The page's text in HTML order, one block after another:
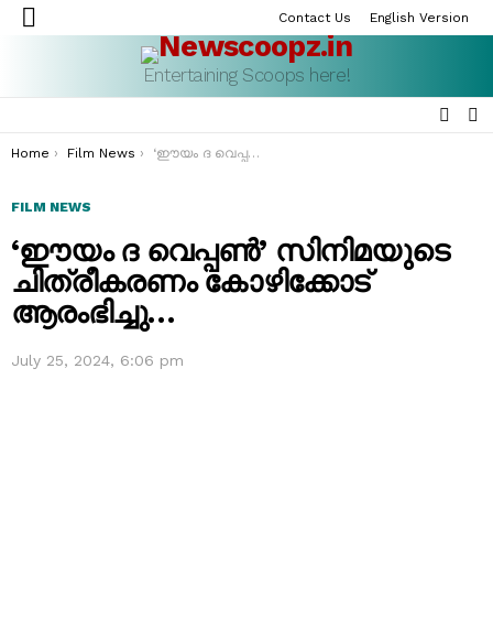
Menu
Contact Us English Version
Entertaining Scoops here!
You are here:
Home Film News ‘ഈയം ദ വെപ്പൺ’ സിനിമയുടെ ചിത്രീകരണം കോഴിക്കോട് ആരംഭിച്ചു…
FILM NEWS
‘ഈയം ദ വെപ്പൺ’ സിനിമയുടെ
ചിത്രീകരണം കോഴിക്കോട്
ആരംഭിച്ചു…
July 25, 2024, 6:06 pm